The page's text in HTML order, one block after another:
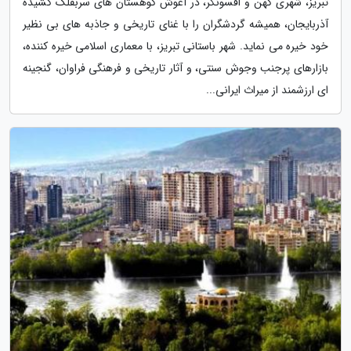
آذربایجان، همیشه گردشگران را با غنای تاریخی و جاذبه های بی نظیر
خود خیره می نماید. شهر باستانی تبریز، با معماری اسلامی خیره کننده،
بازارهای پرجنب وجوش سنتی، و آثار تاریخی و فرهنگی فراوان، گنجینه
ای ارزشمند از میراث ایرانی...